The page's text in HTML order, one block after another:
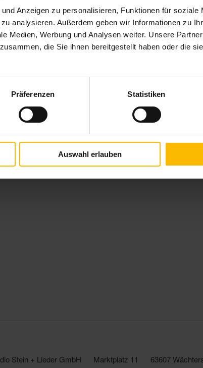
Anzeigen zu personalisieren, Funktionen für soziale
analysieren. Außerdem geben wir Informationen zu
Medien, Werbung und Analysen weiter. Unsere
die Sie ihnen bereitgestellt haben oder die
Präferenzen Statistiken
Auswahl erlauben
kein Energieberater notwendig. Voraussetzung ist,
…
Stein + Lieder GmbH
Marktplatz 11 63607